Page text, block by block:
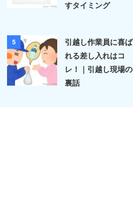
すタイミング
5
引越し作業員に喜ば
れる差し入れはコ
レ！｜引越し現場の
裏話